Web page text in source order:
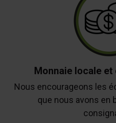
Monnaie locale
Nous encourageons les
que nous avons en